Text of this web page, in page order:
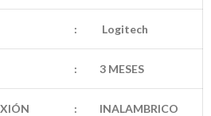
: Logitech
: 3 MESES
: INALAMBRICO